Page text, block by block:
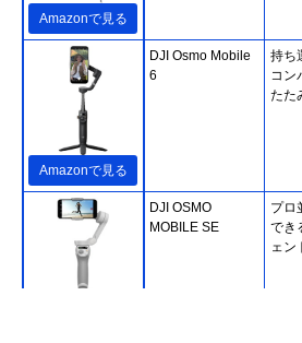
Amazonで見る
Amazonで見る
DJI Osmo Mobile
6
持ち
コン
たた
DJI OSMO
MOBILE SE
プロ
でき
ェン